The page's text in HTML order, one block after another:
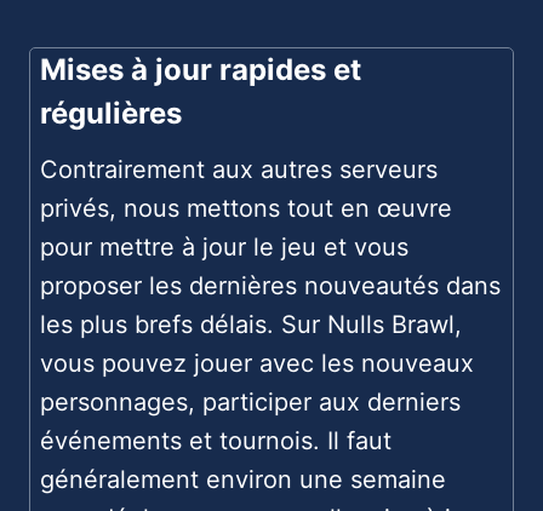
Mises à jour rapides et
régulières
Contrairement aux autres serveurs
privés, nous mettons tout en œuvre
pour mettre à jour le jeu et vous
proposer les dernières nouveautés dans
les plus brefs délais. Sur Nulls Brawl,
vous pouvez jouer avec les nouveaux
personnages, participer aux derniers
événements et tournois. Il faut
généralement environ une semaine